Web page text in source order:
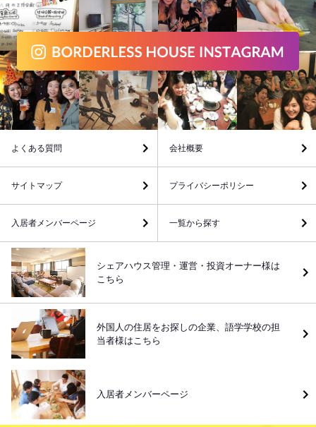
よくある質問 会社概要
サイトマップ プライバシーポリシー
入居者メンバーページ 一覧から探す
シェアハウス管理・運営・投資オーナー様は
こちら
外国人の住居をお探しの企業、語学学校の担
当者様はこちら
入居者メンバーページ